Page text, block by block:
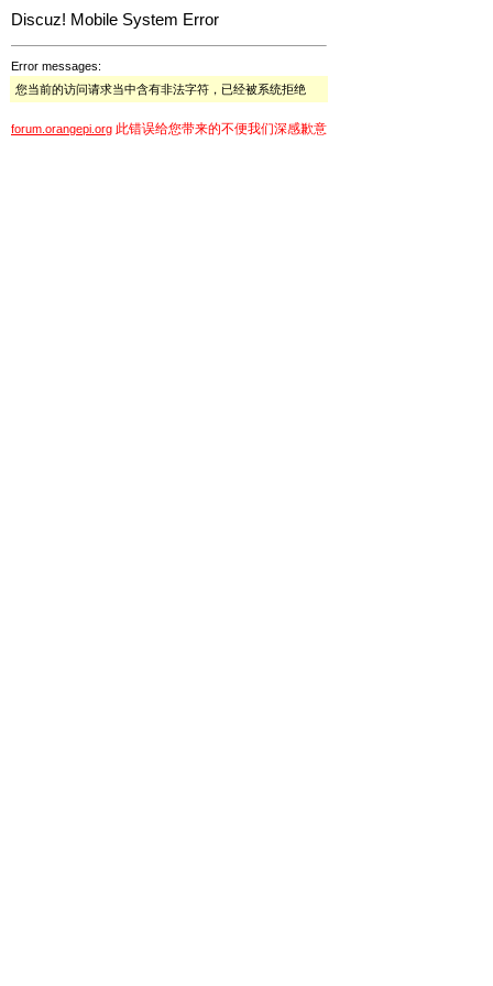
Discuz! Mobile System Error
Error messages:
您当前的访问请求当中含有非法字符，已经被系统拒绝
forum.orangepi.org 此错误给您带来的不便我们深感歉意